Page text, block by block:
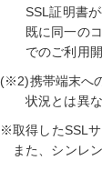
SSL証明書
既に同一の
でのご利用
(※2)携帯端末へ
状況とは異
※取得したSSLサ
また、シンレ